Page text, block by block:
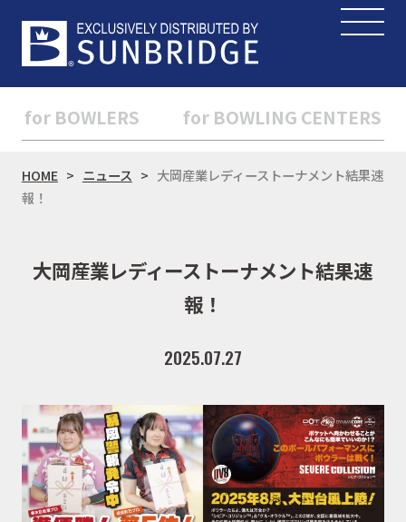
for BOWLERS for BOWLING CENTERS
HOME ニュース
大岡産業レディーストーナメント結果速
報！
大岡産業レディーストーナメント結果速
報！
2025.07.27